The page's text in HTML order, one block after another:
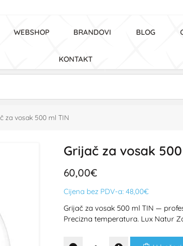
WEBSHOP BRANDOVI BLOG
KONTAKT
za vosak 500 ml TIN
Grijač za vosak
60,00€
Cijena bez PDV-a: 48,00€
Grijač za vosak 500 ml TIN —
Precizna temperatura. Lux Natur